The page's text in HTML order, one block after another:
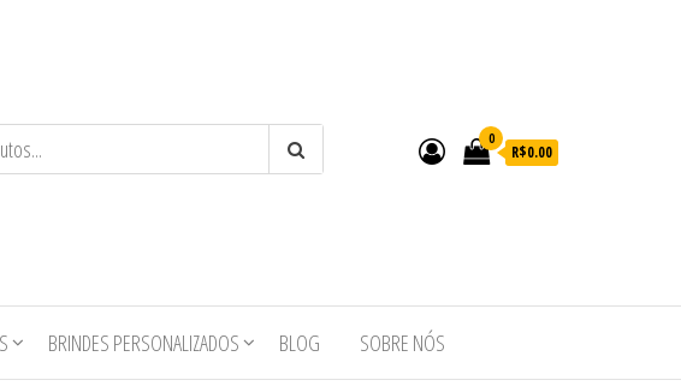
0
R$0.00
BRINDES PERSONALIZADOS BLOG SOBRE NÓS